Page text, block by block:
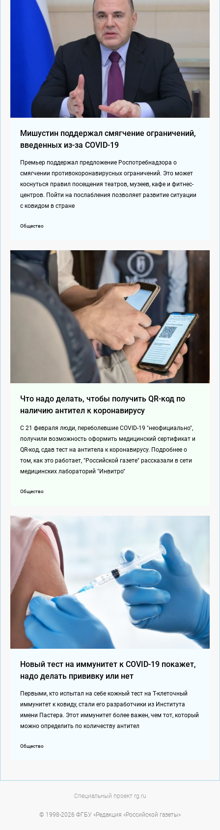
Мишустин поддержал смягчение ограничений,
введенных из-за COVID-19
Премьер поддержал предложение Роспотребнадзора о
смягчении противокоронавирусных ограничений. Это может
коснуться правил посещения театров, музеев, кафе и фитнес-
центров. Пойти на послабления позволяет развитие ситуации
с ковидом в стране
Общество
Что надо делать, чтобы получить QR-код по
наличию антител к коронавирусу
С 21 февраля люди, переболевшие COVID-19 "неофициально",
получили возможность оформить медицинский сертификат и
QR-код, сдав тест на антитела к коронавирусу. Подробнее о
том, как это работает, "Российской газете" рассказали в сети
медицинских лабораторий "Инвитро"
Общество
Новый тест на иммунитет к COVID-19 покажет,
надо делать прививку или нет
Первыми, кто испытал на себе кожный тест на Т-клеточный
иммунитет к ковиду, стали его разработчики из Института
имени Пастера. Этот иммунитет более важен, чем тот, который
можно определить по количеству антител
Общество
Специальный проект rg.ru
© 1998-2026 ФГБУ «Редакция «Российской газеты»